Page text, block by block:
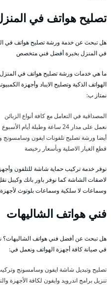
تصليح هواتف في
هل تبحث عن خدمة ورشة تصليح هواتف في
في المنزل بخبرة أفضل فني متخصص
ما هي خدمات ورشة تصليح هواتف في
الهواتف الذكية وتصليح الايباد وأجهزة
نمتاز ب:
المصداقية في التعامل مع كافة أنواع الزبائن
نعمل على مدار 24 ساعة وطيلة أيام الأسبوع
أيضا ورشة تصليح تلفونات ايفون وسامسونج
قطع الغيار الاصلية وبأسعار رخيصة
لاصقات الشاشة كما نوفر باور بانك وكيبل
وسماعات لا سلكية وسماعات بلوتوث
فني هواتف الشاليهات
هل تبحث عن أفضل فني هواتف الشاليهات؟
في صيانة كافة أجهزة الهواتف ونعمل في:
تصليح وتبديل شاشة ايفون وسامسونج
تنزيل برامج اندرويد وايفون لكافة الأجهزة